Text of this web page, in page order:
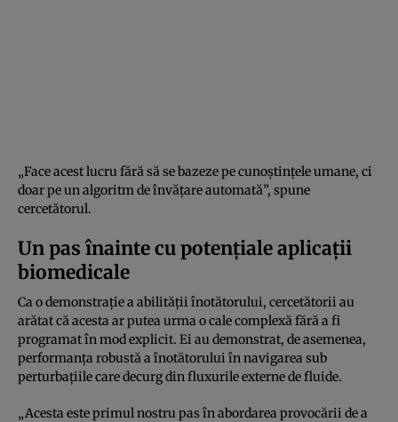
„Face acest lucru fără să se bazeze pe cunoștințele umane, ci
doar pe un algoritm de învățare automată”, spune
cercetătorul.
Un pas înainte cu potențiale aplicații
biomedicale
Ca o demonstrație a abilității înotătorului, cercetătorii au
arătat că acesta ar putea urma o cale complexă fără a fi
programat în mod explicit. Ei au demonstrat, de asemenea,
performanța robustă a înotătorului în navigarea sub
perturbațiile care decurg din fluxurile externe de fluide.
„Acesta este primul nostru pas în abordarea provocării de a